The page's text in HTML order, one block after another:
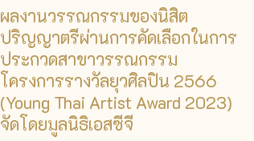
ผลงานวรรณกรรมของนิสิต
ปริญญาตรีผ่านการคัดเลือกในการ
ประกวดสาขาวรรณกรรม
โครงการรางวัลยุวศิลปิน 2566
(Young Thai Artist Award 2023)
จัดโดยมูลนิธิเอสซีจี